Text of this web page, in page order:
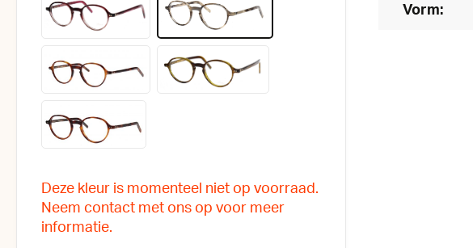
Deze kleur is momenteel niet op voorraad.
Neem contact met ons op voor meer
informatie.
Vorm: